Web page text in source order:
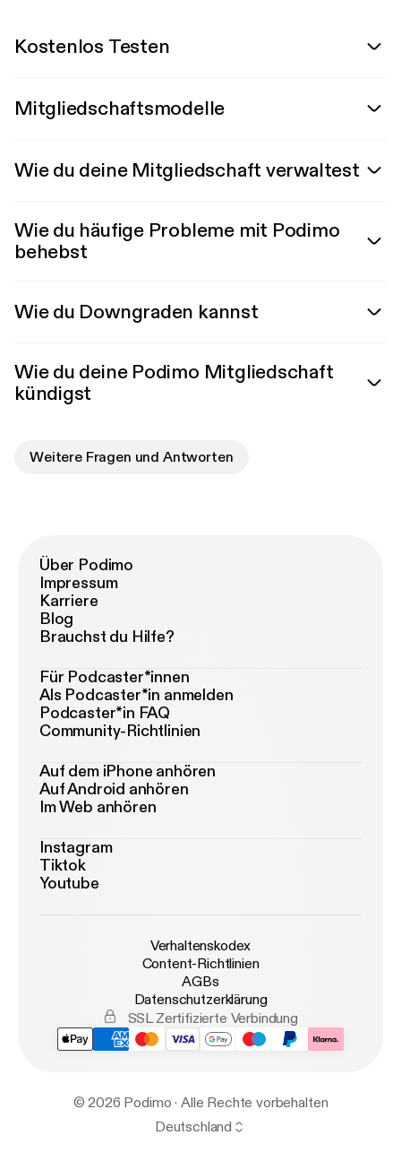
Kostenlos Testen
Mitgliedschaftsmodelle
Wie du deine Mitgliedschaft verwaltest
Wie du häufige Probleme mit Podimo
behebst
Wie du Downgraden kannst
Wie du deine Podimo Mitgliedschaft
kündigst
Weitere Fragen und Antworten
Über Podimo
Impressum
Karriere
Blog
Brauchst du Hilfe?
Für Podcaster*innen
Als Podcaster*in anmelden
Podcaster*in FAQ
Community-Richtlinien
Auf dem iPhone anhören
Auf Android anhören
Im Web anhören
Instagram
Tiktok
Youtube
Verhaltenskodex
Content-Richtlinien
AGBs
Datenschutzerklärung
SSL Zertifizierte Verbindung
© 2026 Podimo · Alle Rechte vorbehalten
Deutschland